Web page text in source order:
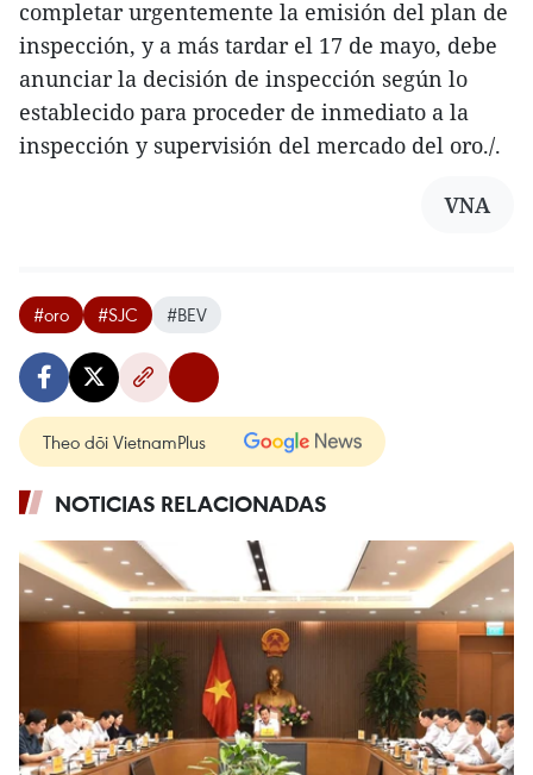
completar urgentemente la emisión del plan de
inspección, y a más tardar el 17 de mayo, debe
anunciar la decisión de inspección según lo
establecido para proceder de inmediato a la
inspección y supervisión del mercado del oro./.
VNA
#oro #SJC #BEV
Theo dõi VietnamPlus
NOTICIAS RELACIONADAS